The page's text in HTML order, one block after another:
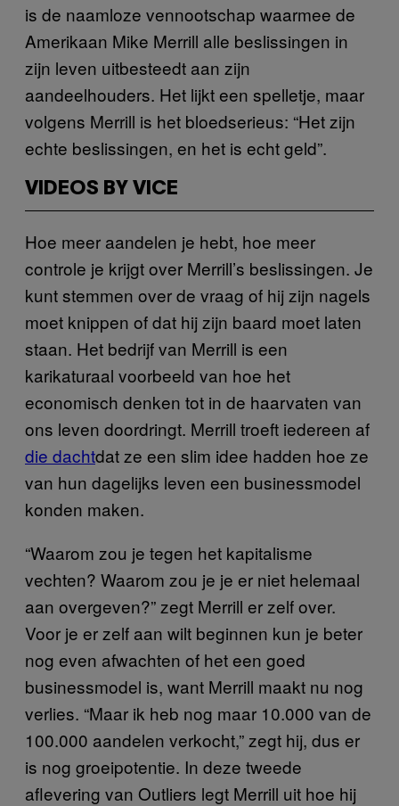
is de naamloze vennootschap waarmee de
Amerikaan Mike Merrill alle beslissingen in
zijn leven uitbesteedt aan zijn
aandeelhouders. Het lijkt een spelletje, maar
volgens Merrill is het bloedserieus: “Het zijn
echte beslissingen, en het is echt geld”.
VIDEOS BY VICE
Hoe meer aandelen je hebt, hoe meer
controle je krijgt over Merrill’s beslissingen. Je
kunt stemmen over de vraag of hij zijn nagels
moet knippen of dat hij zijn baard moet laten
staan. Het bedrijf van Merrill is een
karikaturaal voorbeeld van hoe het
economisch denken tot in de haarvaten van
ons leven doordringt. Merrill troeft iedereen af
die dachtdat ze een slim idee hadden hoe ze
van hun dagelijks leven een businessmodel
konden maken.
“Waarom zou je tegen het kapitalisme
vechten? Waarom zou je je er niet helemaal
aan overgeven?” zegt Merrill er zelf over.
Voor je er zelf aan wilt beginnen kun je beter
nog even afwachten of het een goed
businessmodel is, want Merrill maakt nu nog
verlies. “Maar ik heb nog maar 10.000 van de
100.000 aandelen verkocht,” zegt hij, dus er
is nog groeipotentie. In deze tweede
aflevering van Outliers legt Merrill uit hoe hij